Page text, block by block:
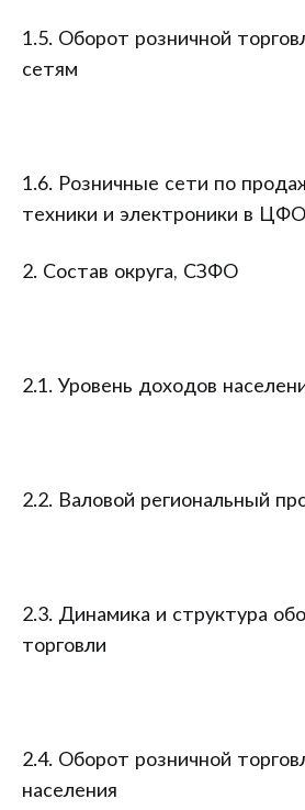
1.5. Оборот розничной
сетям
1.6. Розничные сети по
техники и электроники в ЦФО
2. Состав округа, СЗФО
2.1. Уровень доходов
2.2. Валовой региональный
2.3. Динамика и структура
торговли
2.4. Оборот розничной
населения